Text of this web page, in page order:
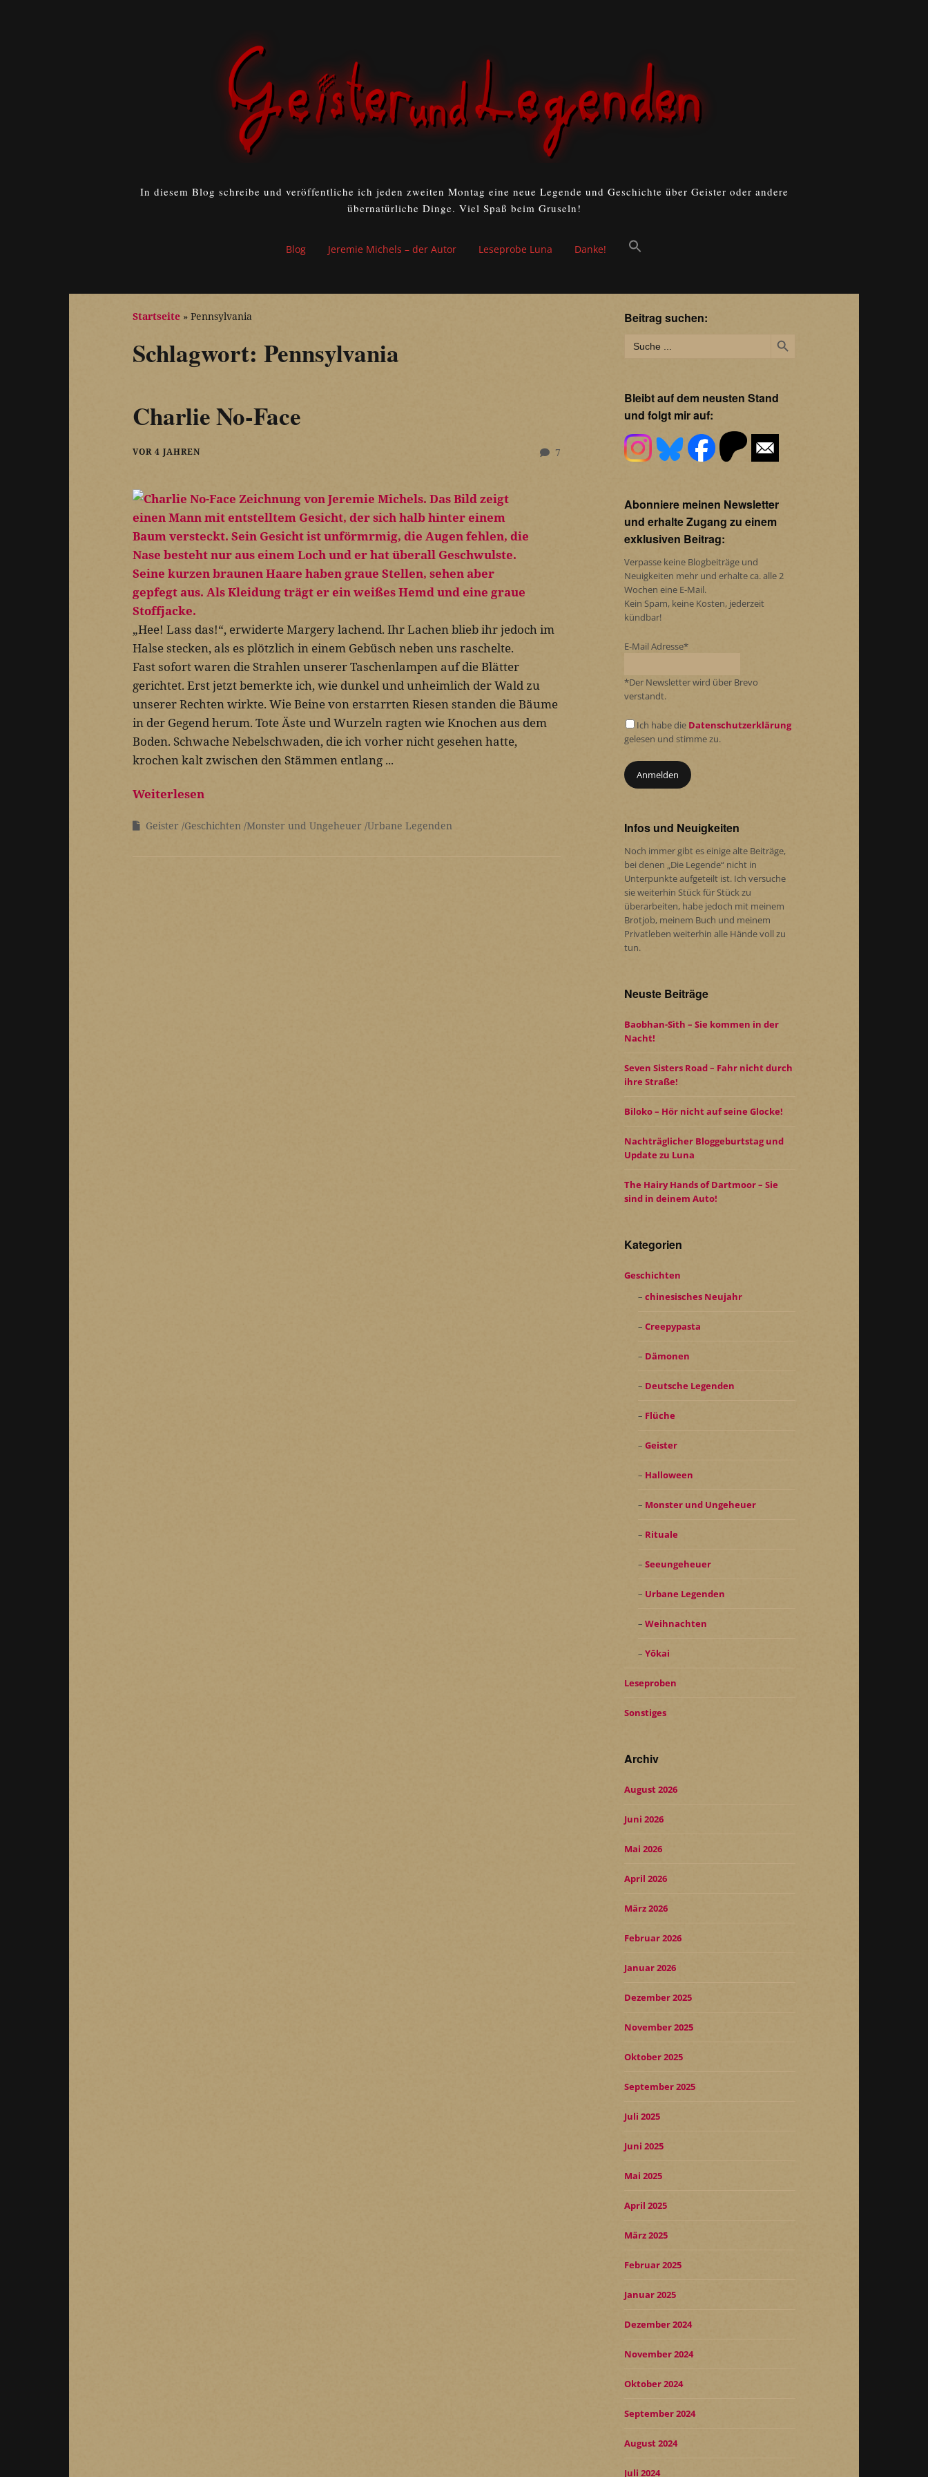
In diesem Blog schreibe und veröffentliche ich jeden zweiten Montag eine neue Legende und Geschichte über Geister oder andere
übernatürliche Dinge. Viel Spaß beim Gruseln!
Blog Jeremie Michels – der Autor Leseprobe Luna Danke!
Startseite » Pennsylvania
Schlagwort: Pennsylvania
Charlie No-Face
7
VOR 4 JAHREN
„Hee! Lass das!“, erwiderte Margery lachend. Ihr Lachen blieb ihr jedoch im
Halse stecken, als es plötzlich in einem Gebüsch neben uns raschelte.
Fast sofort waren die Strahlen unserer Taschenlampen auf die Blätter
gerichtet. Erst jetzt bemerkte ich, wie dunkel und unheimlich der Wald zu
unserer Rechten wirkte. Wie Beine von erstarrten Riesen standen die Bäume
in der Gegend herum. Tote Äste und Wurzeln ragten wie Knochen aus dem
Boden. Schwache Nebelschwaden, die ich vorher nicht gesehen hatte,
krochen kalt zwischen den Stämmen entlang ...
Weiterlesen
Geister Geschichten Monster und Ungeheuer Urbane Legenden
Beitrag suchen:
for:
Bleibt auf dem neusten Stand
und folgt mir auf:
Abonniere meinen Newsletter
und erhalte Zugang zu einem
exklusiven Beitrag:
Verpasse keine Blogbeiträge und
Neuigkeiten mehr und erhalte ca. alle 2
Wochen eine E-Mail.
Kein Spam, keine Kosten, jederzeit
kündbar!
E-Mail Adresse*
*Der Newsletter wird über Brevo
verstandt.
Ich habe die Datenschutzerklärung
gelesen und stimme zu.
Infos und Neuigkeiten
Noch immer gibt es einige alte Beiträge,
bei denen „Die Legende“ nicht in
Unterpunkte aufgeteilt ist. Ich versuche
sie weiterhin Stück für Stück zu
überarbeiten, habe jedoch mit meinem
Brotjob, meinem Buch und meinem
Privatleben weiterhin alle Hände voll zu
tun.
Neuste Beiträge
Baobhan-Sìth – Sie kommen in der
Nacht!
Seven Sisters Road – Fahr nicht durch
ihre Straße!
Biloko – Hör nicht auf seine Glocke!
Nachträglicher Bloggeburtstag und
Update zu Luna
The Hairy Hands of Dartmoor – Sie
sind in deinem Auto!
Kategorien
Geschichten
chinesisches Neujahr
Creepypasta
Dämonen
Deutsche Legenden
Flüche
Geister
Halloween
Monster und Ungeheuer
Rituale
Seeungeheuer
Urbane Legenden
Weihnachten
Yōkai
Leseproben
Sonstiges
Archiv
August 2026
Juni 2026
Mai 2026
April 2026
März 2026
Februar 2026
Januar 2026
Dezember 2025
November 2025
Oktober 2025
September 2025
Juli 2025
Juni 2025
Mai 2025
April 2025
März 2025
Februar 2025
Januar 2025
Dezember 2024
November 2024
Oktober 2024
September 2024
August 2024
Juli 2024